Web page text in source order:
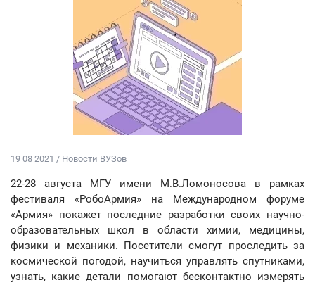
19 08 2021 / Новости ВУЗов
22-28 августа МГУ имени М.В.Ломоносова в рамках
фестиваля «РобоАрмия» на Международном форуме
«Армия» покажет последние разработки своих научно-
образовательных школ в области химии, медицины,
физики и механики. Посетители смогут проследить за
космической погодой, научиться управлять спутниками,
узнать, какие детали помогают бесконтактно измерять